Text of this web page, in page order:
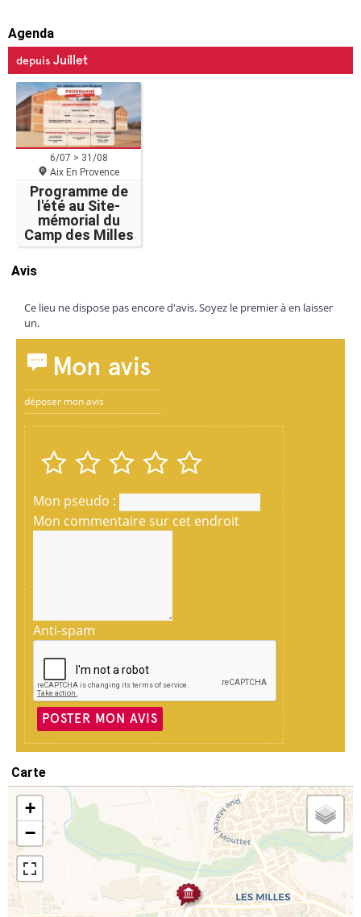
Agenda
depuis Juillet
6/07 > 31/08
Aix En Provence
Programme de
l'été au Site-
mémorial du
Camp des Milles
Avis
Ce lieu ne dispose pas encore d'avis. Soyez le premier à en laisser
un.
Mon avis
déposer mon avis
Mon pseudo :
Mon commentaire sur cet endroit
Anti-spam
POSTER MON AVIS
Carte
+
−